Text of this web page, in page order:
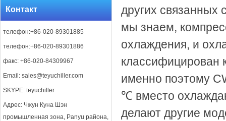
Контакт
телефон:+86-020-89301885
телефон:+86-020-89301886
факс: +86-020-84309967
Email: sales@teyuchiller.com
SKYPE: teyuchiller
Адрес: Чжун Куна Шэн
промышленная зона, Panyu района,
других связанных
мы знаем,
охлаждения, и
классифицирован
именно поэтому
℃ вместо
делают другие